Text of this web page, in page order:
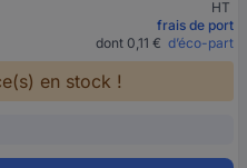
HT
frais de port
dont 0,11 € d’éco-part
en stock !